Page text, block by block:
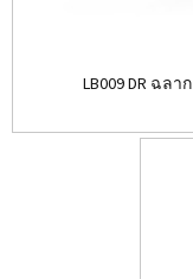
LB009 DR ฉลาก